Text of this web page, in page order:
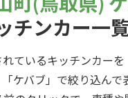
チンカー一
ているキッチンカー
ケバブ」で絞り込んで